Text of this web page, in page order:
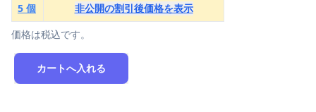
5 個
非公開の割引後価格を表示
価格は税込です。
カートへ入れる